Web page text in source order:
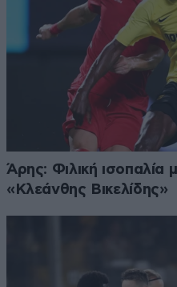
Άρης: Φιλική
«Κλεάνθης Βικελίδης»